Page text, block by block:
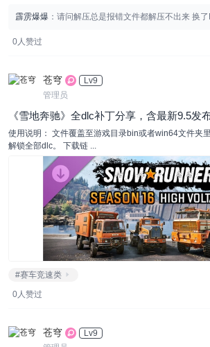
霹雳爆爆：请问解压总是报错文件都解压不出来 换
0人赞过
苍穹
Lv9
管理员
《雪地奔驰》全dlc补丁分享，含最新9.5发
使用说明： 文件覆盖至游戏目录bin或者win64文件夹
解锁全部dlc。 下载链 ...
#赛车竞速类
0人赞过
苍穹
Lv9